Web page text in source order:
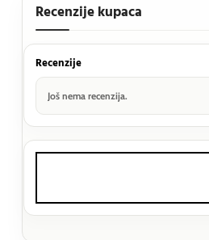
Recenzije kupaca
Recenzije
Još nema recenzija.